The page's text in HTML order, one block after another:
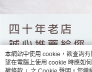
本網站中使用 cookie，欲查詢
望在電腦上使用 cookie 時應如